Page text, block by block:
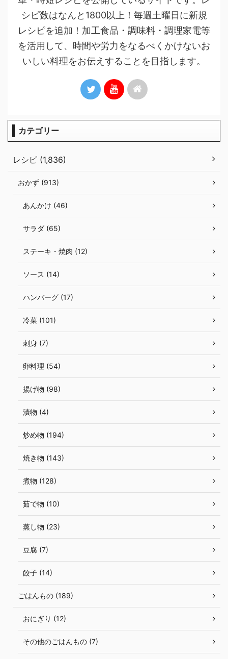
シピ数はなんと1800以上！毎週土曜日に新規
レシピを追加！加工食品・調味料・調理家電等
を活用して、時間や労力をなるべくかけないお
いしい料理をお伝えすることを目指します。
カテゴリー
レシピ (1,836)
おかず (913)
あんかけ (46)
サラダ (65)
ステーキ・焼肉 (12)
ソース (14)
ハンバーグ (17)
冷菜 (101)
刺身 (7)
卵料理 (54)
揚げ物 (98)
漬物 (4)
炒め物 (194)
焼き物 (143)
煮物 (128)
茹で物 (10)
蒸し物 (23)
豆腐 (7)
餃子 (14)
ごはんもの (189)
おにぎり (12)
その他のごはんもの (7)